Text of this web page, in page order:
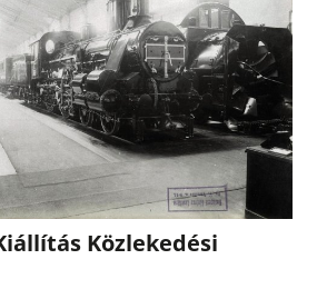
Közlekedési